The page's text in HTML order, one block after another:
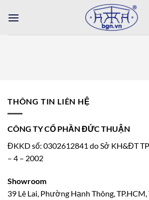
qua
THÔNG TIN LIÊN HỆ
CÔNG TY CỔ PHẦN ĐỨC THUẬN
ĐKKD số: 0302612841 do Sở KH&ĐT
– 4 – 2002
Showroom
39 Lê Lai, Phường Hạnh Thông, TP.HCM,